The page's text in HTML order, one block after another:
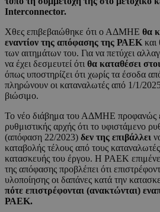
Interconnector.
Χθες επιβεβαιώθηκε ότι ο ΑΔΜΗΕ θα
εναντίον της απόφασης της ΡΑΕΚ και
των αιτημάτων του. Για να πετύχει
να έχει δεσμευτεί ότι θα καταθέσει
όπως υποστηρίζει ότι χωρίς τα έσοδα
πληρώνουν οι καταναλωτές από 1/1/2025
βιώσιμο.
Το νέο διάβημα του ΑΔΜΗΕ προφανώς
ρυθμιστικής αρχής ότι το υφιστάμενο
(απόφαση 22/2023) δεν της επιβάλλει
καταβολής τέλους από τους
κατασκευής του έργου. Η ΡΑΕΚ
της απόφασης προβλέπει ότι
υλοποίησης οι δαπάνες κατά την
πότε επιστρέφονται (ανακτώνται)
ΡΑΕΚ.